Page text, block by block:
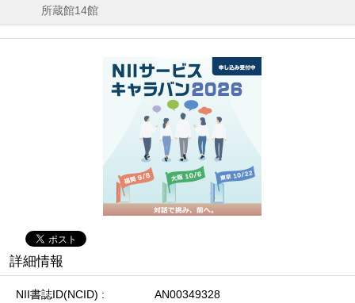
所蔵館14館
詳細情報
NII書誌ID(NCID)
AN00349328